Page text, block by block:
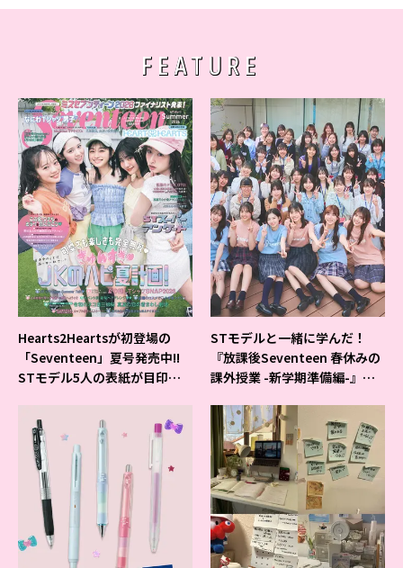
FEATURE
Hearts2Heartsが初登場の
「Seventeen」夏号発売中!!
STモデル5人の表紙が目印だ
STモデルと一緒に学んだ！
『放課後Seventeen 春休みの
課外授業 -新学期準備編-』イ